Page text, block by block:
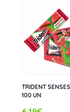
TRIDENT
100 UN